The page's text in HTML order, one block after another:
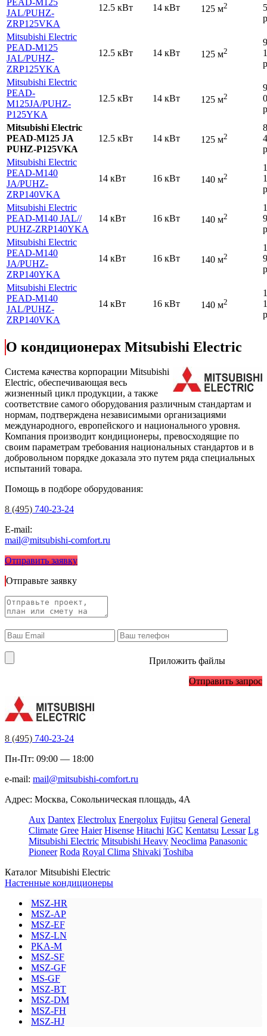
JAL/PUHZ-
ZRP125VKA
12.5 кВт 14 кВт 125 м2
Mitsubishi Electric
PEAD-M125
JAL/PUHZ-
ZRP125YKA
12.5 кВт 14 кВт 125 м2
Mitsubishi Electric
PEAD-
M125JA/PUHZ-
P125YKA
12.5 кВт 14 кВт 125 м2
Mitsubishi Electric
PEAD-M125 JA
PUHZ-P125VKA
12.5 кВт 14 кВт 125 м2
Mitsubishi Electric
PEAD-M140
JA/PUHZ-
ZRP140VKA
14 кВт 16 кВт 140 м2
Mitsubishi Electric
PEAD-M140 JAL//
PUHZ-ZRP140YKA
14 кВт 16 кВт 140 м2
Mitsubishi Electric
PEAD-M140
JA/PUHZ-
ZRP140YKA
14 кВт 16 кВт 140 м2
Mitsubishi Electric
PEAD-M140
JAL/PUHZ-
ZRP140VKA
14 кВт 16 кВт 140 м2
О кондиционерах Mitsubishi Electric
Cистема качества корпорации Mitsubishi
Electric, обеспечивающая весь
жизненный цикл продукции, а также
соответствие самого оборудования различным стандартам и
нормам, подтверждена независимыми организациями
международного, европейского и национального уровня.
Компания производит кондиционеры, превосходящие по
своим параметрам требования национальных стандартов и в
добровольном порядке доказала это путем ряда специальных
испытаний товара.
Помощь в подборе оборудования:
8 (495) 740-23-24
E-mail:
mail@mitsubishi-comfort.ru
Отправить заявку
Отправьте заявку
Приложить файлы
Отправить запрос
8 (495) 740-23-24
Пн-Пт: 09:00 — 18:00
e-mail: mail@mitsubishi-comfort.ru
Адрес: Москва, Сокольническая площадь, 4А
Aux Dantex Electrolux Energolux Fujitsu General General
Climate Gree Haier Hisense Hitachi IGC Kentatsu Lessar Lg
Mitsubishi Electric Mitsubishi Heavy Neoclima Panasonic
Pioneer Roda Royal Clima Shivaki Toshiba
Каталог Mitsubishi Electric
Настенные кондиционеры
MSZ-HR
MSZ-AP
MSZ-EF
MSZ-LN
PKA-M
MSZ-SF
MSZ-GF
MS-GF
MSZ-BT
MSZ-DM
MSZ-FH
MSZ-HJ